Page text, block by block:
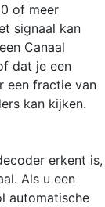
of meer
signaal kan
Canaal
dat je een
een fractie van
kan kijken.
erkent is,
Als u een
automatische